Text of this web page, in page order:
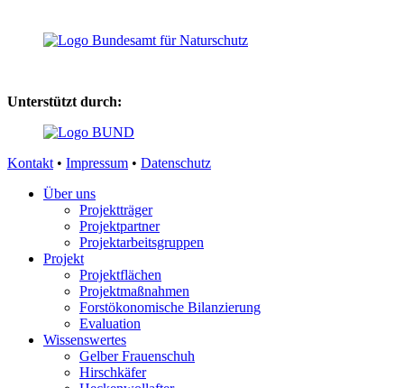
Unterstützt durch:
Kontakt • Impressum • Datenschutz
Über uns
Projektträger
Projektpartner
Projektarbeitsgruppen
Projekt
Projektflächen
Projektmaßnahmen
Forstökonomische Bilanzierung
Evaluation
Wissenswertes
Gelber Frauenschuh
Hirschkäfer